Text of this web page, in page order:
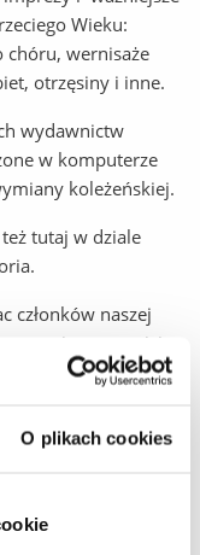
O plikach cookies
Wieku:
chóru, wernisaże
otrzęsiny i inne.
wydawnictw
w komputerze
koleżeńskiej.
tutaj w dziale
członków naszej
w serwisie
też na stronie:
członków sekcji